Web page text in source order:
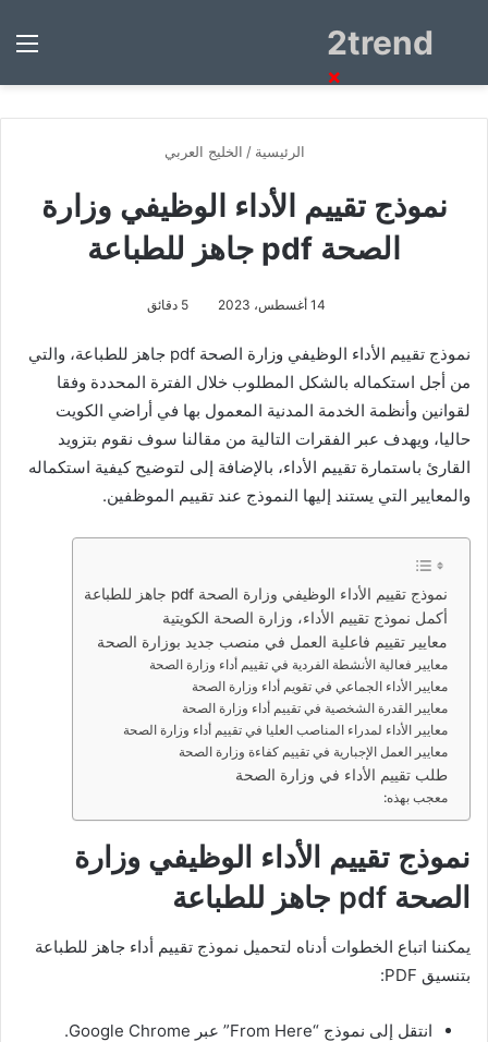
2trendبحث
الرئيسية / الخليج العربي
نموذج تقييم الأداء الوظيفي وزارة
الصحة pdf جاهز للطباعة
14 أغسطس، 2023 5 دقائق
نموذج تقييم الأداء الوظيفي وزارة الصحة pdf جاهز للطباعة، والتي
من أجل استكماله بالشكل المطلوب خلال الفترة المحددة وفقا
لقوانين وأنظمة الخدمة المدنية المعمول بها في أراضي الكويت
حاليا، ويهدف عبر الفقرات التالية من مقالنا سوف نقوم بتزويد
القارئ باستمارة تقييم الأداء، بالإضافة إلى لتوضيح كيفية استكماله
والمعايير التي يستند إليها النموذج عند تقييم الموظفين.
نموذج تقييم الأداء الوظيفي وزارة الصحة pdf جاهز للطباعة
أكمل نموذج تقييم الأداء، وزارة الصحة الكويتية
معايير تقييم فاعلية العمل في منصب جديد بوزارة الصحة
معايير فعالية الأنشطة الفردية في تقييم أداء وزارة الصحة
معايير الأداء الجماعي في تقويم أداء وزارة الصحة
معايير القدرة الشخصية في تقييم أداء وزارة الصحة
معايير الأداء لمدراء المناصب العليا في تقييم أداء وزارة الصحة
معايير العمل الإجبارية في تقييم كفاءة وزارة الصحة
طلب تقييم الأداء في وزارة الصحة
معجب بهذه:
نموذج تقييم الأداء الوظيفي وزارة
الصحة pdf جاهز للطباعة
يمكننا اتباع الخطوات أدناه لتحميل نموذج تقييم أداء جاهز للطباعة
بتنسيق PDF:
انتقل إلى نموذج “From Here” عبر Google Chrome.
×